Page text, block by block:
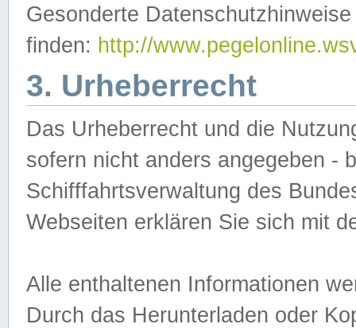
Gesonderte
finden: http://
3. Urheberrecht
Das Urheberrecht und die
sofern nicht anders angegeben -
Schifffahrtsverwaltung des
Webseiten erklären Sie sich mit
Alle enthaltenen Informationen
Durch das Herunterladen oder